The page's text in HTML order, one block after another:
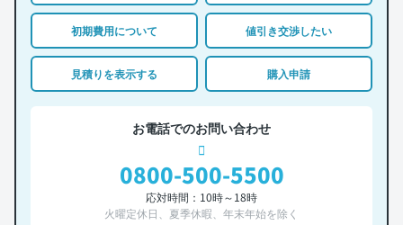
初期費用について 値引き交渉したい
見積りを表示する 購入申請
お電話でのお問い合わせ
0800-500-5500
応対時間：10時～18時
火曜定休日、夏季休暇、年末年始を除く